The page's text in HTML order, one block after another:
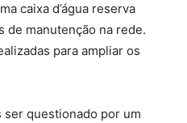
caixa d’água reserva
de manutenção na rede.
para ampliar os
questionado por um